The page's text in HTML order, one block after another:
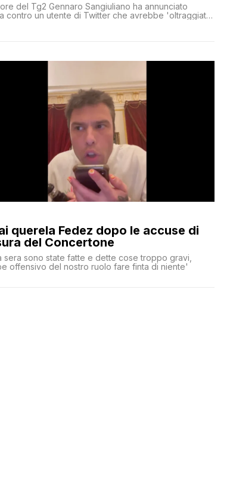
del Tg2 Gennaro Sangiuliano ha annunciato
contro un utente di Twitter che avrebbe 'oltraggiato'
querela Fedez dopo le accuse di
del Concertone
sera sono state fatte e dette cose troppo gravi,
offensivo del nostro ruolo fare finta di niente'